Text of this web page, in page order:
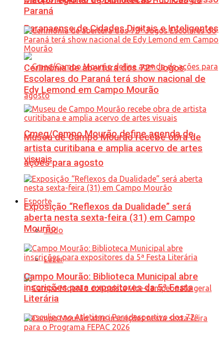
Paranaense de Cidades Digitais e Inteligentes
Cmeg/Campo Mourão define agenda de
ações para agosto
Esporte
Tudo
Lazer
Paraná
Cerimônia de abertura dos 72º Jogos
Escolares do Paraná terá show nacional de
Edy Lemond em Campo Mourão
Museu de Campo Mourão recebe obra de
artista curitibana e amplia acervo de artes
visuais
Exposição “Reflexos da Dualidade” será
aberta nesta sexta-feira (31) em Campo
Mourão
Campo Mourão: Biblioteca Municipal abre
inscrições para expositores da 5ª Festa
Literária